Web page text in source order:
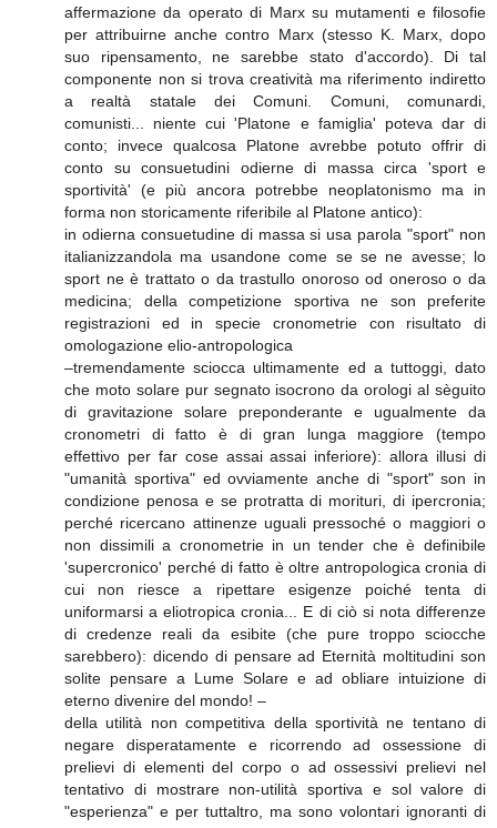
affermazione da operato di Marx su mutamenti e filosofie
per attribuirne anche contro Marx (stesso K. Marx, dopo
suo ripensamento, ne sarebbe stato d'accordo). Di tal
componente non si trova creatività ma riferimento indiretto
a realtà statale dei Comuni. Comuni, comunardi,
comunisti... niente cui 'Platone e famiglia' poteva dar di
conto; invece qualcosa Platone avrebbe potuto offrir di
conto su consuetudini odierne di massa circa 'sport e
sportività' (e più ancora potrebbe neoplatonismo ma in
forma non storicamente riferibile al Platone antico):
in odierna consuetudine di massa si usa parola "sport" non
italianizzandola ma usandone come se se ne avesse; lo
sport ne è trattato o da trastullo onoroso od oneroso o da
medicina; della competizione sportiva ne son preferite
registrazioni ed in specie cronometrie con risultato di
omologazione elio-antropologica
–tremendamente sciocca ultimamente ed a tuttoggi, dato
che moto solare pur segnato isocrono da orologi al sèguito
di gravitazione solare preponderante e ugualmente da
cronometri di fatto è di gran lunga maggiore (tempo
effettivo per far cose assai assai inferiore): allora illusi di
"umanità sportiva" ed ovviamente anche di "sport" son in
condizione penosa e se protratta di morituri, di ipercronia;
perché ricercano attinenze uguali pressoché o maggiori o
non dissimili a cronometrie in un tender che è definibile
'supercronico' perché di fatto è oltre antropologica cronia di
cui non riesce a ripettare esigenze poiché tenta di
uniformarsi a eliotropica cronia... E di ciò si nota differenze
di credenze reali da esibite (che pure troppo sciocche
sarebbero): dicendo di pensare ad Eternità moltitudini son
solite pensare a Lume Solare e ad obliare intuizione di
eterno divenire del mondo! –
della utilità non competitiva della sportività ne tentano di
negare disperatamente e ricorrendo ad ossessione di
prelievi di elementi del corpo o ad ossessivi prelievi nel
tentativo di mostrare non-utilità sportiva e sol valore di
"esperienza" e per tuttaltro, ma sono volontari ignoranti di